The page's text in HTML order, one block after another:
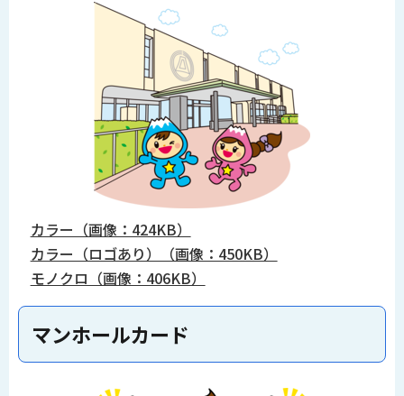
カラー（画像：424KB）
カラー（ロゴあり）（画像：450KB）
モノクロ（画像：406KB）
マンホールカード